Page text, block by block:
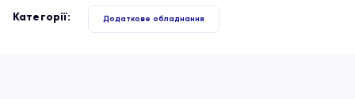
Категорії: Додаткове обладнання